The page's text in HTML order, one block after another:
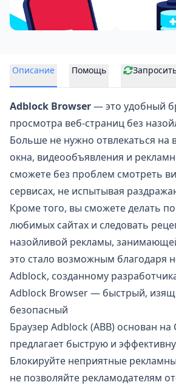
Описание Помощь
Adblock Browser— это удобный
просмотра веб-страниц без
Больше не нужно отвлекаться
окна, видеообъявления и
сможете без проблем смотреть
сервисах, не испытывая
Кроме того, вы сможете делать
любимых сайтах и следовать
назойливой рекламы,
это стало возможным благодаря
Adblock, созданному
Adblock Browser — быстрый,
безопасный
Браузер Adblock (ABB) основан
предлагает быструю и
Блокируйте неприятные
не позволяйте рекламодателям